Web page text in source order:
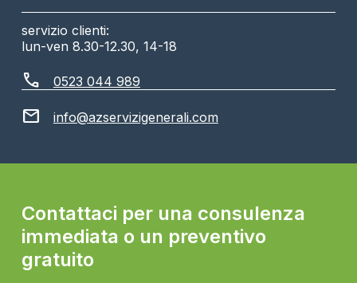
servizio clienti:
lun-ven 8.30-12.30, 14-18
call 0523 044 989
mail info@azservizigenerali.com
Contattaci per una consulenza
immediata o un preventivo
gratuito